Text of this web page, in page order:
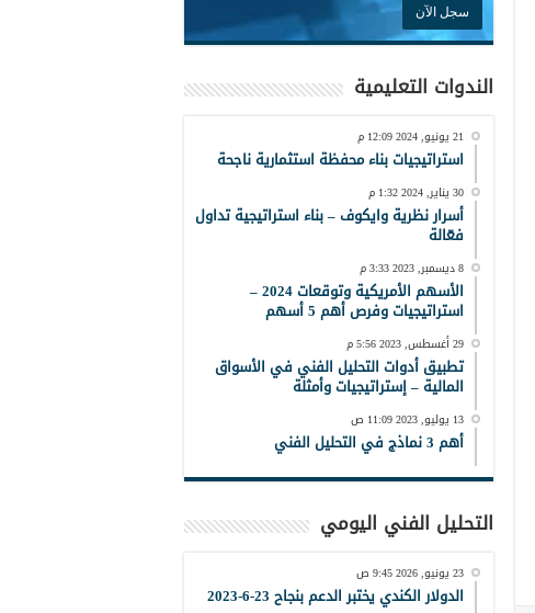
الندوات التعليمية
21 يونيو, 2024 12:09 م
استراتيجيات بناء محفظة استثمارية ناجحة
30 يناير, 2024 1:32 م
أسرار نظرية وايكوف – بناء استراتيجية تداول
فعّالة
8 ديسمبر, 2023 3:33 م
الأسهم الأمريكية وتوقعات 2024 –
استراتيجيات وفرص أهم 5 أسهم
29 أغسطس, 2023 5:56 م
تطبيق أدوات التحليل الفني في الأسواق
المالية – إستراتيجيات وأمثلة
13 يوليو, 2023 11:09 ص
أهم 3 نماذج في التحليل الفني
التحليل الفني اليومي
23 يونيو, 2026 9:45 ص
الدولار الكندي يختبر الدعم بنجاح 23-6-2023